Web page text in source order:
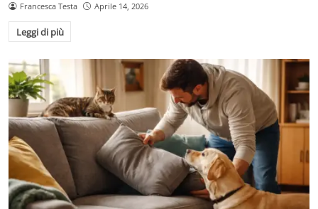
Francesca Testa Aprile 14, 2026
Leggi di più